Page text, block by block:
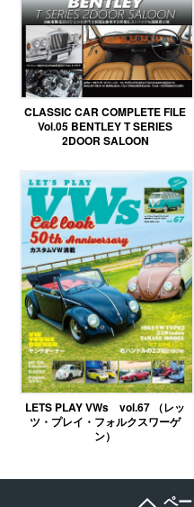
CLASSIC CAR COMPLETE FILE
Vol.05 BENTLEY T SERIES
2DOOR SALOON
LETS PLAY VWs vol.67 （レッ
ツ・プレイ・フォルクスワーゲ
ン）
ペ